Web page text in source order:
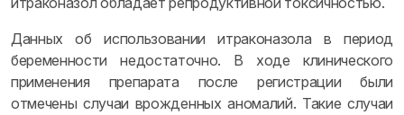
Данных об использовании итраконазола в период
беременности недостаточно. В ходе клинического
применения препарата после регистрации были
отмечены случаи врожденных аномалий. Такие случаи